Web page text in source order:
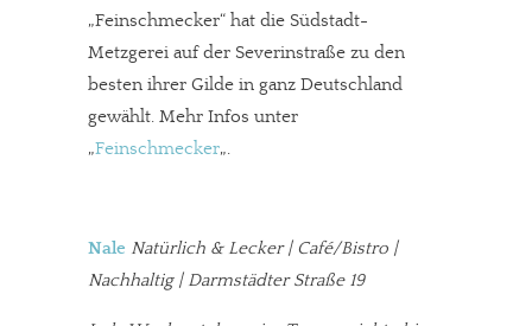
„Feinschmecker“ hat die Südstadt-
Metzgerei auf der Severinstraße zu den
besten ihrer Gilde in ganz Deutschland
gewählt. Mehr Infos unter
„Feinschmecker„.
Nale Natürlich & Lecker | Café/Bistro |
Nachhaltig | Darmstädter Straße 19